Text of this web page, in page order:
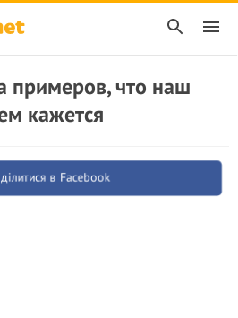
примеров, что наш
кажется
в Facebook